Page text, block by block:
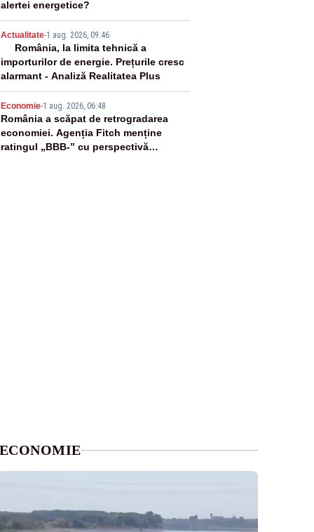
alertei energetice?
Actualitate-1 aug. 2026, 09:46
România, la limita tehnică a
importurilor de energie. Prețurile cresc
alarmant - Analiză Realitatea Plus
Economie-1 aug. 2026, 06:48
România a scăpat de retrogradarea
economiei. Agenția Fitch menține
ratingul „BBB-” cu perspectivă